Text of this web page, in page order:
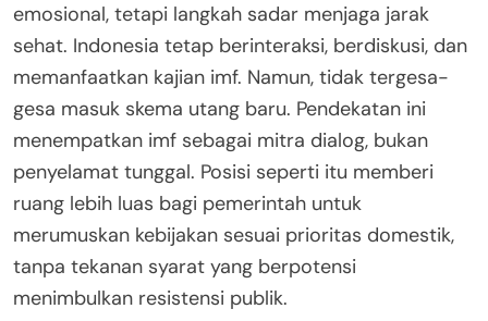
emosional, tetapi langkah sadar menjaga jarak
sehat. Indonesia tetap berinteraksi, berdiskusi, dan
memanfaatkan kajian imf. Namun, tidak tergesa-
gesa masuk skema utang baru. Pendekatan ini
menempatkan imf sebagai mitra dialog, bukan
penyelamat tunggal. Posisi seperti itu memberi
ruang lebih luas bagi pemerintah untuk
merumuskan kebijakan sesuai prioritas domestik,
tanpa tekanan syarat yang berpotensi
menimbulkan resistensi publik.